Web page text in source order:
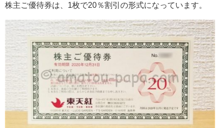
株主ご優待券は、1枚で20％割引の形式になっています。